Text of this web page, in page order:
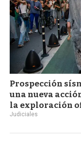
Prospección
una nueva
la exploración
Judiciales